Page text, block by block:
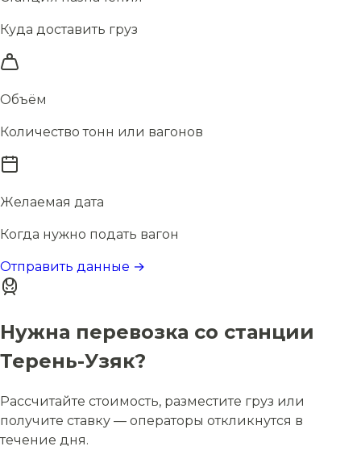
Куда доставить груз
Объём
Количество тонн или вагонов
Желаемая дата
Когда нужно подать вагон
Отправить данные →
Нужна перевозка со станции
Терень-Узяк?
Рассчитайте стоимость, разместите груз или
получите ставку — операторы откликнутся в
течение дня.